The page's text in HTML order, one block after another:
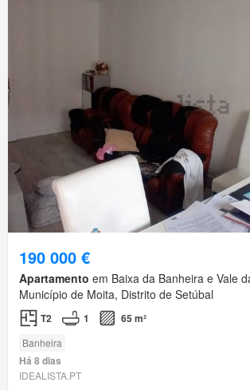
190 000 €
Apartamento em Baixa da Banheira e Vale
Município de Moita, Distrito de Setúbal
T2 1 65 m²
Banheira
Há 8 dias
IDEALISTA.PT